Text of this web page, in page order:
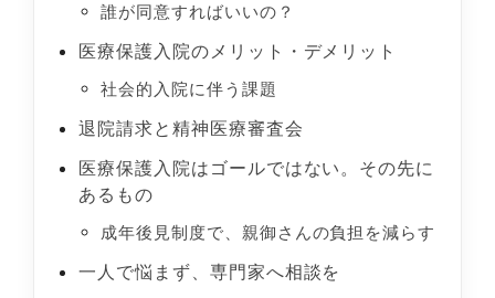
誰が同意すればいいの？
医療保護入院のメリット・デメリット
社会的入院に伴う課題
退院請求と精神医療審査会
医療保護入院はゴールではない。その先に
あるもの
成年後見制度で、親御さんの負担を減らす
一人で悩まず、専門家へ相談を